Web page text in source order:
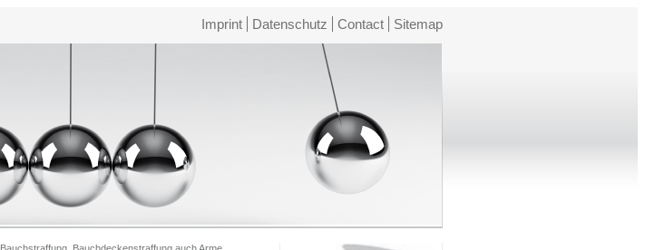
Imprint Datenschutz Contact Sitemap